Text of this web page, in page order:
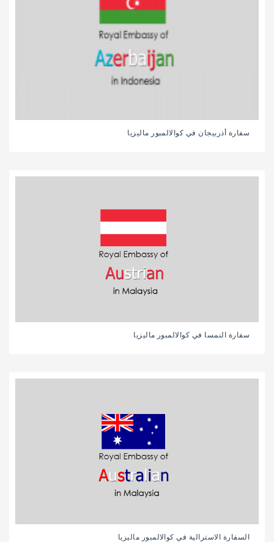
سفارة أذربيجان في كوالالمبور ماليزيا
سفارة النمسا في كوالالمبور ماليزيا
السفارة الاسترالية في كوالالمبور ماليزيا